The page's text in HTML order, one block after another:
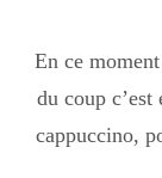
En ce
du coup
cappuccino,